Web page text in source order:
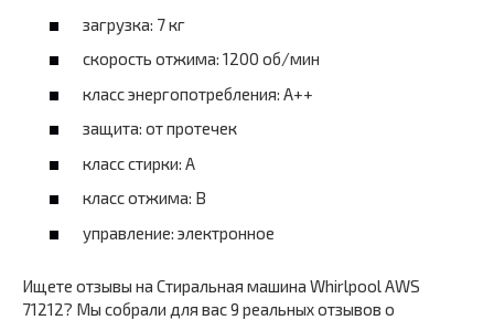
загрузка: 7 кг
скорость отжима: 1200 об/мин
класс энергопотребления: A++
защита: от протечек
класс стирки: A
класс отжима: B
управление: электронное
Ищете отзывы на Стиральная машина Whirlpool AWS
71212? Мы собрали для вас 9 реальных отзывов о